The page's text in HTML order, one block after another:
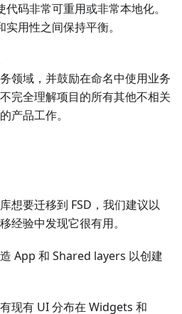
码非常可重用或非常本地化。
实用性之间保持平衡。
领域，并鼓励在命名中使用业务
完全理解项目的所有其他不相关
产品工作。
想要迁移到 FSD，我们建议以
经验中发现它很有用。
App 和 Shared layers 以创建
现有 UI 分布在 Widgets 和